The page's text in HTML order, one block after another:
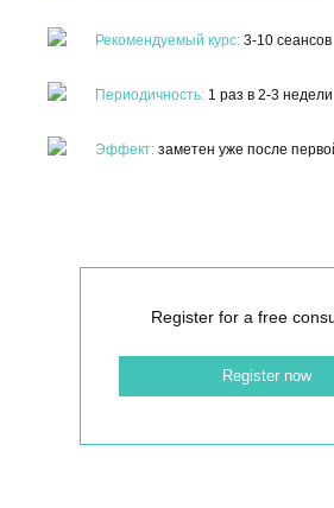
Рекомендуемый курс: 3-10 сеансов
Периодичность: 1 раз в 2-3 недели
Эффект: заметен уже после
Register for a free
Register now